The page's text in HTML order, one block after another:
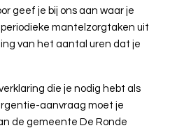
geef je bij ons aan waar je
mantelzorgtaken uit
van het aantal uren dat je
die je nodig hebt als
aanvraag moet je
de gemeente De Ronde